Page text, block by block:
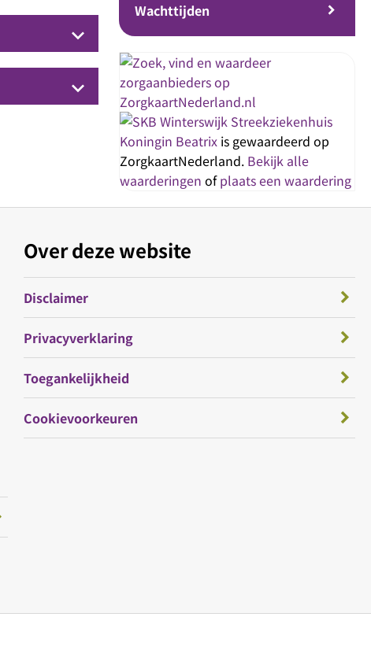
keyboard_arrow_down
keyboard_arrow_down
Wachttijden
Streekziekenhuis
Koningin Beatrix is gewaardeerd op
ZorgkaartNederland. Bekijk alle
waarderingen ofplaats een waardering
Over deze website
Disclaimer
Privacyverklaring
Toegankelijkheid
Cookievoorkeuren